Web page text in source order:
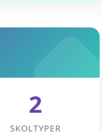
2
SKOLTYPER